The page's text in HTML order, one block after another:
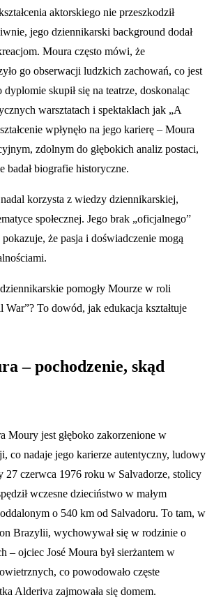
aktorskiego nie przeszkodził
jego dziennikarski background dodał
Moura często mówi, że
go obserwacji ludzkich zachowań, co jest
dyplomie skupił się na teatrze, doskonaląc
warsztatach i spektaklach jak „A
wpłynęło na jego karierę – Moura
zdolnym do głębokich analiz postaci,
badał biografie historyczne.
korzysta z wiedzy dziennikarskiej,
społecznej. Jego brak „oficjalnego”
że pasja i doświadczenie mogą
pomogły Mourze w roli
To dowód, jak edukacja kształtuje
– pochodzenie, skąd
Moury jest głęboko zakorzenione w
co nadaje jego karierze autentyczny, ludowy
czerwca 1976 roku w Salvadorze, stolicy
wczesne dzieciństwo w małym
o 540 km od Salvadoru. To tam, w
Brazylii, wychowywał się w rodzinie o
– ojciec José Moura był sierżantem w
co powodowało częste
Alderiva zajmowała się domem.